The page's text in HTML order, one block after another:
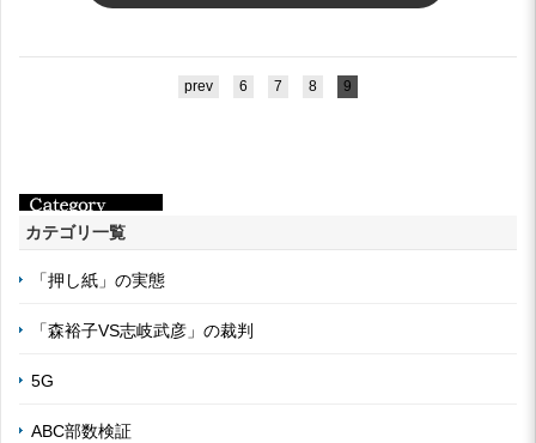
prev 6 7 8 9
カテゴリ一覧
「押し紙」の実態
「森裕子VS志岐武彦」の裁判
5G
ABC部数検証